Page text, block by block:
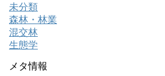
未分類
森林・林業
混交林
生態学
メタ情報